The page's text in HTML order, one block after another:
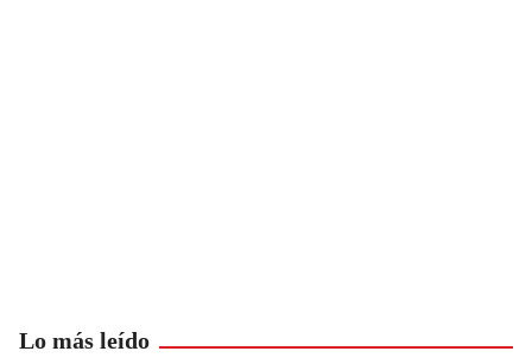
Lo más leído